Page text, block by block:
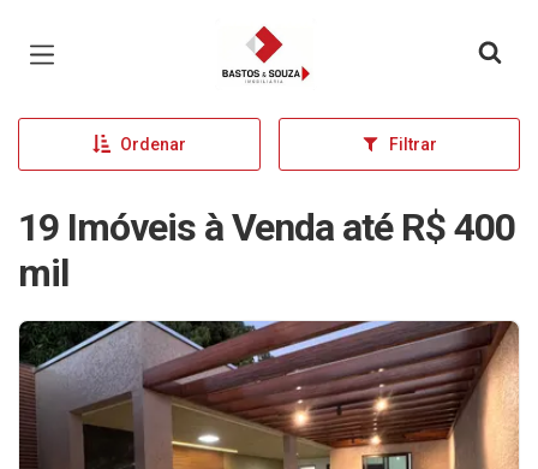
Página inicial
Ordenar Filtrar
19 Imóveis à Venda até R$ 400
mil